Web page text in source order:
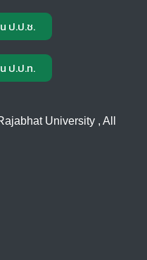
ป.ป.ช.
ป.ป.ท.
University , All